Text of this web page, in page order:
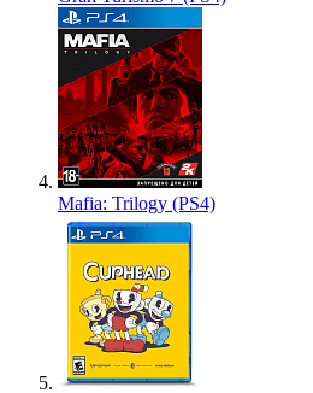
Mafia: Trilogy (PS4)